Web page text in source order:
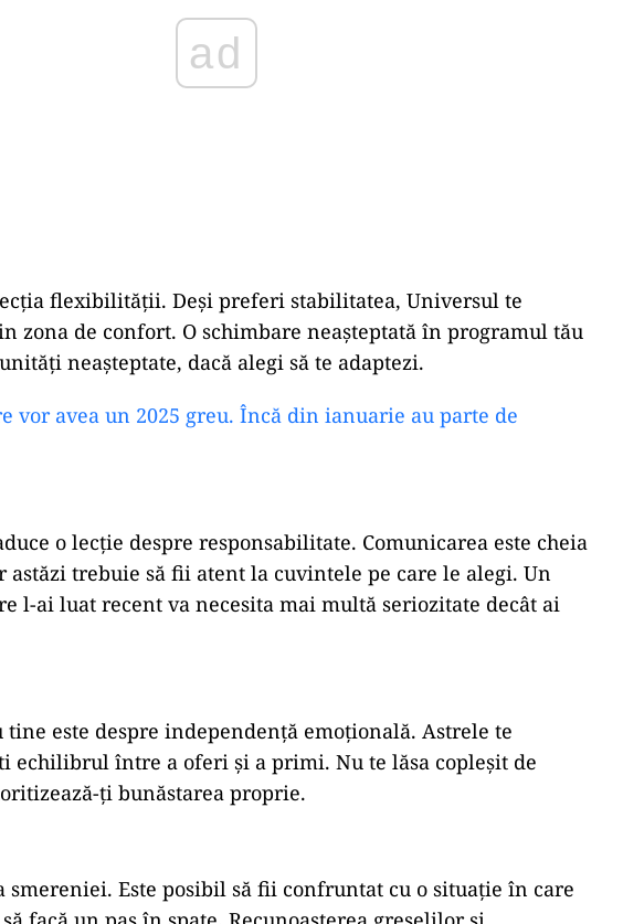
flexibilității. Deși preferi stabilitatea, Universul te
zona de confort. O schimbare neașteptată în programul tău
neașteptate, dacă alegi să te adaptezi.
vor avea un 2025 greu. Încă din ianuarie au parte de
o lecție despre responsabilitate. Comunicarea este cheia
astăzi trebuie să fii atent la cuvintele pe care le alegi. Un
l-ai luat recent va necesita mai multă seriozitate decât ai
este despre independență emoțională. Astrele te
echilibrul între a oferi și a primi. Nu te lăsa copleșit de
ți bunăstarea proprie.
smereniei. Este posibil să fii confruntat cu o situație în care